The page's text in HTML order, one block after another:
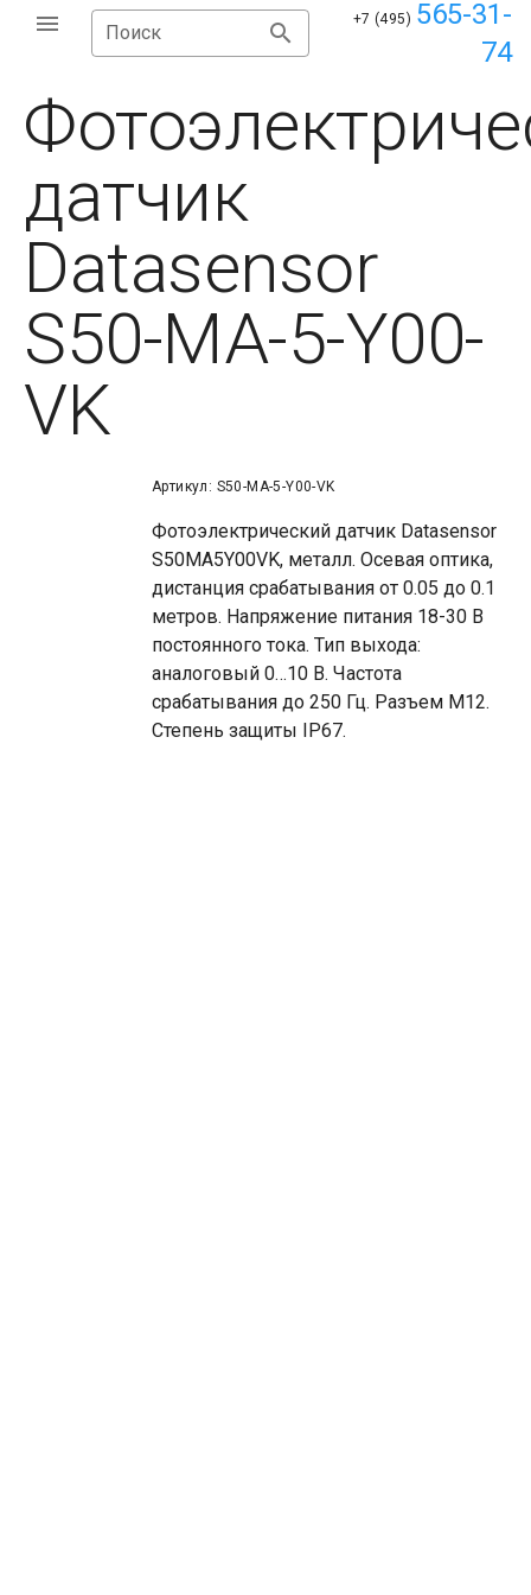
Поиск
+7 (495) 565-31-
74
датчик
Datasensor
S50-MA-5-Y00-
VK
Артикул: S50-MA-5-Y00-VK
Фотоэлектрический датчик Datasensor
S50MA5Y00VK, металл. Осевая оптика,
дистанция срабатывания от 0.05 до 0.1
метров. Напряжение питания 18-30 В
постоянного тока. Тип выхода:
аналоговый 0…10 В. Частота
срабатывания до 250 Гц. Разъем М12.
Степень защиты IP67.